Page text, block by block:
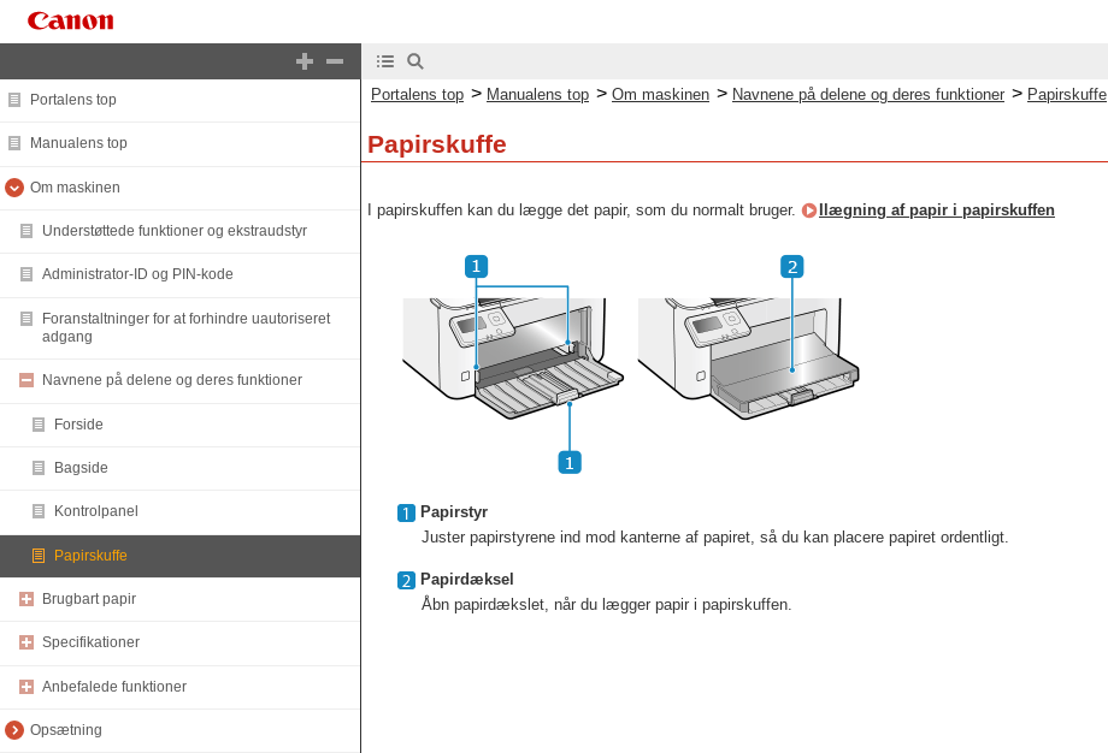
Portalens top
Manualens top
Om maskinen
Understøttede funktioner og ekstraudstyr
Administrator-ID og PIN-kode
Foranstaltninger for at forhindre uautoriseret
adgang
Navnene på delene og deres funktioner
Forside
Bagside
Kontrolpanel
Papirskuffe
Brugbart papir
Specifikationer
Anbefalede funktioner
Opsætning
Portalens top > Manualens top > Om maskinen > Navnene på delene og deres funktioner > Papirskuffe
Papirskuffe
I papirskuffen kan du lægge det papir, som du normalt bruger. Ilægning af papir i papirskuffen
Papirstyr
Juster papirstyrene ind mod kanterne af papiret, så du kan placere papiret ordentligt.
Papirdæksel
Åbn papirdækslet, når du lægger papir i papirskuffen.